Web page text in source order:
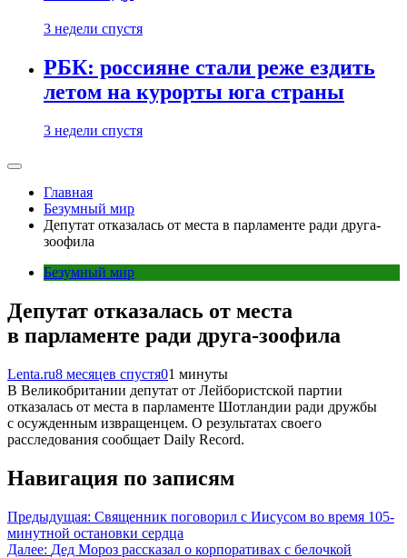
3 недели спустя
РБК: россияне стали реже ездить
летом на курорты юга страны
3 недели спустя
Главная
Безумный мир
Депутат отказалась от места в парламенте ради друга-
зоофила
Безумный мир
Депутат отказалась от места
в парламенте ради друга-зоофила
Lenta.ru8 месяцев спустя01 минуты
В Великобритании депутат от Лейбористской партии
отказалась от места в парламенте Шотландии ради дружбы
с осужденным извращенцем. О результатах своего
расследования сообщает Daily Record.
Навигация по записям
Предыдущая: Священник поговорил с Иисусом во время 105-
минутной остановки сердца
Далее: Дед Мороз рассказал о корпоративах с белочкой